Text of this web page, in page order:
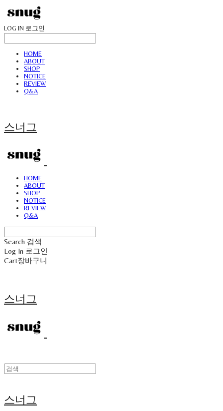
LOG IN 로그인
HOME
ABOUT
SHOP
NOTICE
REVIEW
Q&A
스너그
HOME
ABOUT
SHOP
NOTICE
REVIEW
Q&A
Search 검색
Log In 로그인
Cart장바구니
스너그
스너그